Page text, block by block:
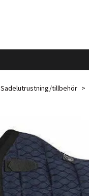
Sadelutrustning/tillbehör